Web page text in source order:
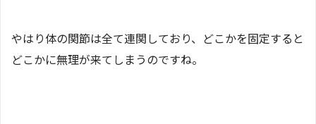
やはり体の関節は全て連関しており、どこかを固定すると
どこかに無理が来てしまうのですね。